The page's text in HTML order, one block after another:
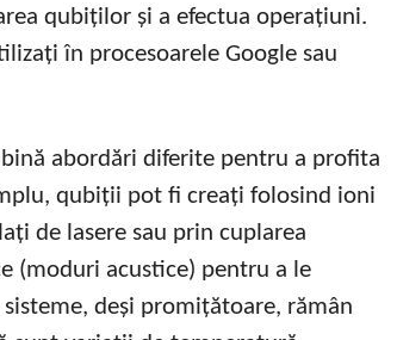
qubiților și a efectua operațiuni.
în procesoarele Google sau
abordări diferite pentru a profita
qubiții pot fi creați folosind ioni
de lasere sau prin cuplarea
(moduri acustice) pentru a le
deși promițătoare, rămân